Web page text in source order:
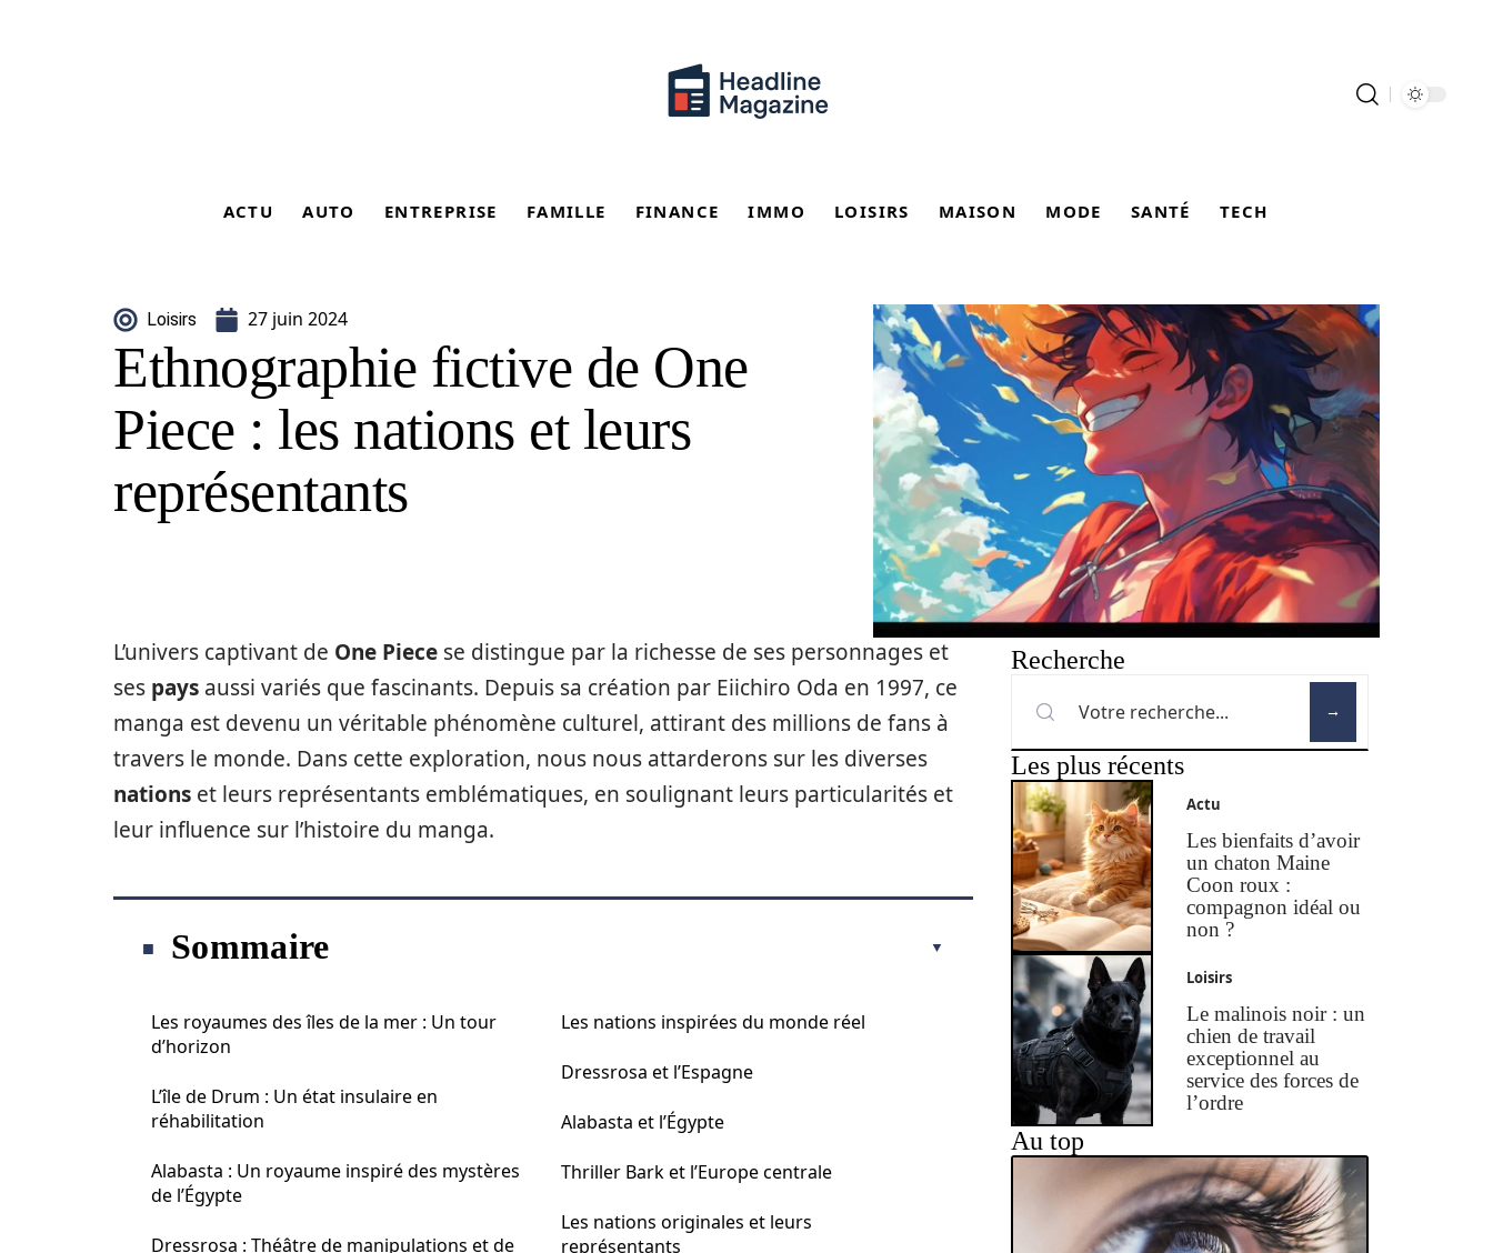
ACTU AUTO ENTREPRISE FAMILLE FINANCE IMMO LOISIRS MAISON MODE SANTÉ TECH
Loisirs 27 juin 2024
Ethnographie fictive de One
Piece : les nations et leurs
représentants
L’univers captivant de One Piece se distingue par la richesse de ses personnages et
ses pays aussi variés que fascinants. Depuis sa création par Eiichiro Oda en 1997, ce
manga est devenu un véritable phénomène culturel, attirant des millions de fans à
travers le monde. Dans cette exploration, nous nous attarderons sur les diverses
nations et leurs représentants emblématiques, en soulignant leurs particularités et
leur influence sur l’histoire du manga.
Sommaire
Les royaumes des îles de la mer : Un tour
d’horizon
L’île de Drum : Un état insulaire en
réhabilitation
Alabasta : Un royaume inspiré des mystères
de l’Égypte
Dressrosa : Théâtre de manipulations et de
Les nations inspirées du monde réel
Dressrosa et l’Espagne
Alabasta et l’Égypte
Thriller Bark et l’Europe centrale
Les nations originales et leurs
représentants
Recherche
Les plus récents
Actu
Les bienfaits d’avoir
un chaton Maine
Coon roux :
compagnon idéal ou
non ?
Loisirs
Le malinois noir : un
chien de travail
exceptionnel au
service des forces de
l’ordre
Au top